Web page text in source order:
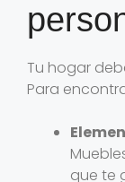
Tu hogar
Para
que te